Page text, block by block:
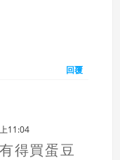
回覆
11:04
得買蛋豆